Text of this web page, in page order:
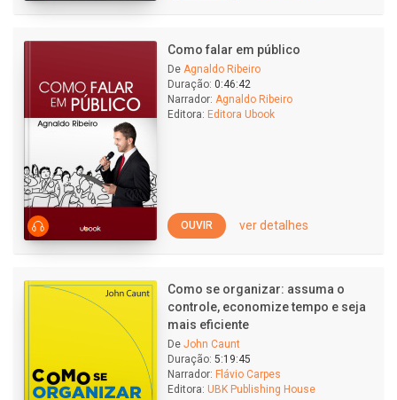
Como falar em público
De Agnaldo Ribeiro
Duração: 0:46:42
Narrador: Agnaldo Ribeiro
Editora: Editora Ubook
OUVIR ver detalhes
Como se organizar: assuma o
controle, economize tempo e seja
mais eficiente
De John Caunt
Duração: 5:19:45
Narrador: Flávio Carpes
Editora: UBK Publishing House